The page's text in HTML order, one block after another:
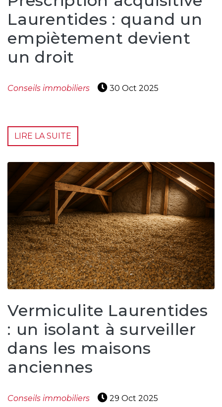
Laurentides : quand un
empiètement devient
un droit
Conseils immobiliers 30 Oct 2025
LIRE LA SUITE
Vermiculite Laurentides
: un isolant à surveiller
dans les maisons
anciennes
Conseils immobiliers 29 Oct 2025